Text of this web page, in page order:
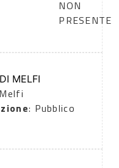
NON
PRESENTE
MELFI
: Pubblico